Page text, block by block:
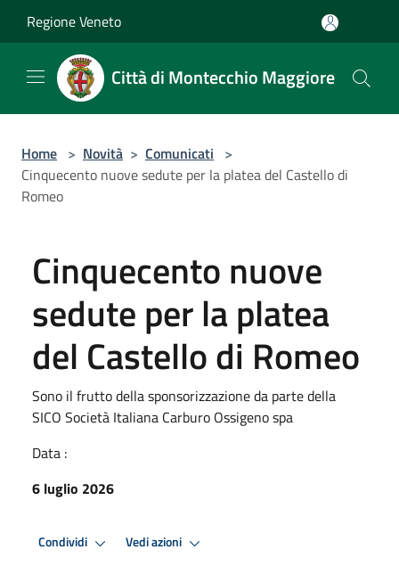
Regione Veneto
Città di Montecchio Maggiore
Home > Novità > Comunicati >
Cinquecento nuove sedute per la platea del Castello di
Romeo
Cinquecento nuove
sedute per la platea
del Castello di Romeo
Sono il frutto della sponsorizzazione da parte della
SICO Società Italiana Carburo Ossigeno spa
Data :
6 luglio 2026
Condividi Vedi azioni